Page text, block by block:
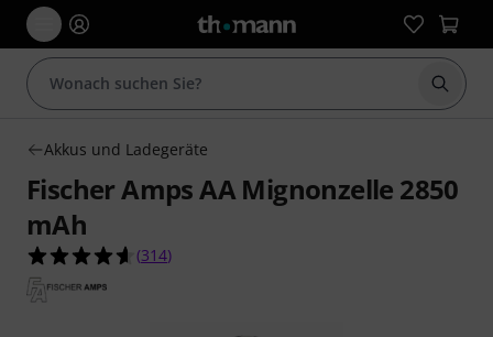
Suche
Akkus und Ladegeräte
Fischer Amps AA Mignonzelle 2850
mAh
4.6 von 5 Sternen aus 314 Kundenbewertungen
(314)